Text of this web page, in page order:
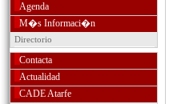
Agenda
M�s Informaci�n
Directorio
Contacta
Actualidad
CADE Atarfe